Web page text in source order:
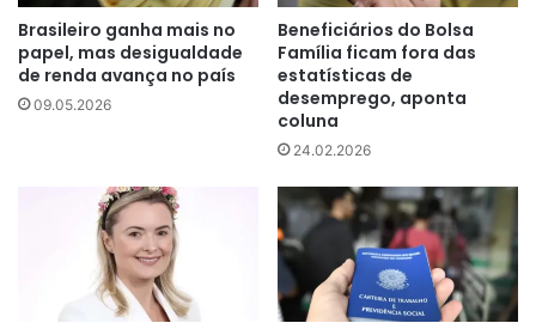
Brasileiro ganha mais no
papel, mas desigualdade
de renda avança no país
09.05.2026
Beneficiários do Bolsa
Família ficam fora das
estatísticas de
desemprego, aponta
coluna
24.02.2026